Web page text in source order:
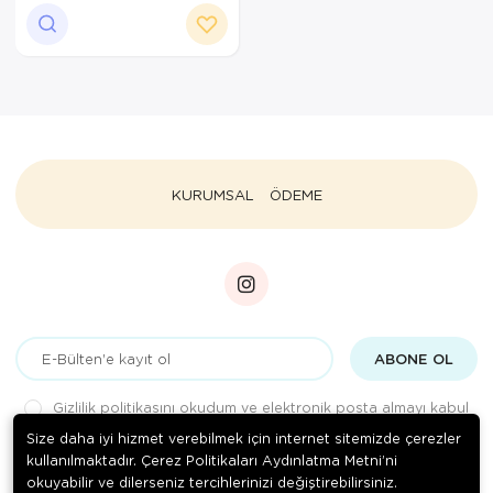
Ortopedi Ürünleri
Ortopedi Ürünleri
Ortopedi Ürünleri
Sarf Malzemeleri
Yara Bakım Ürünleri
KURUMSAL ÖDEME
ABONE OL
Gizlilik politikasını okudum ve elektronik posta almayı kabul
Size daha iyi hizmet verebilmek için internet sitemizde çerezler
kullanılmaktadır. Çerez Politikaları Aydınlatma Metni’ni
okuyabilir ve dilerseniz tercihlerinizi değiştirebilirsiniz.